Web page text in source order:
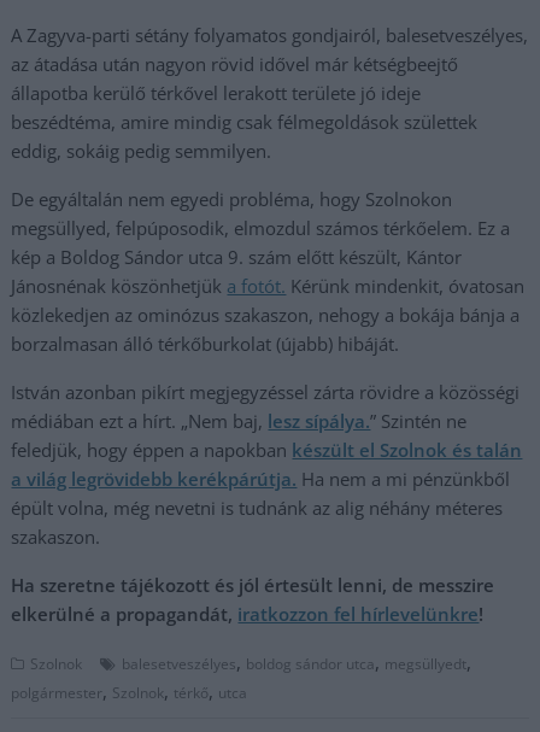
A Zagyva-parti sétány folyamatos gondjairól, balesetveszélyes,
az átadása után nagyon rövid idővel már kétségbeejtő
állapotba kerülő térkővel lerakott területe jó ideje
beszédtéma, amire mindig csak félmegoldások születtek
eddig, sokáig pedig semmilyen.
De egyáltalán nem egyedi probléma, hogy Szolnokon
megsüllyed, felpúposodik, elmozdul számos térkőelem. Ez a
kép a Boldog Sándor utca 9. szám előtt készült, Kántor
Jánosnénak köszönhetjük a fotót. Kérünk mindenkit, óvatosan
közlekedjen az ominózus szakaszon, nehogy a bokája bánja a
borzalmasan álló térkőburkolat (újabb) hibáját.
István azonban pikírt megjegyzéssel zárta rövidre a közösségi
médiában ezt a hírt. „Nem baj, lesz sípálya.” Szintén ne
feledjük, hogy éppen a napokban készült el Szolnok és talán
a világ legrövidebb kerékpárútja. Ha nem a mi pénzünkből
épült volna, még nevetni is tudnánk az alig néhány méteres
szakaszon.
Ha szeretne tájékozott és jól értesült lenni, de messzire
elkerülné a propagandát, iratkozzon fel hírlevelünkre!
Szolnok balesetveszélyes, boldog sándor utca, megsüllyedt,
polgármester, Szolnok, térkő, utca